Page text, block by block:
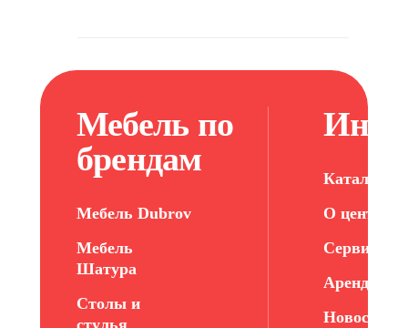
Мебель по
брендам
Мебель Dubrov
Мебель
Шатура
Столы и
стулья
Каталог
О центре
Сервис
Новости